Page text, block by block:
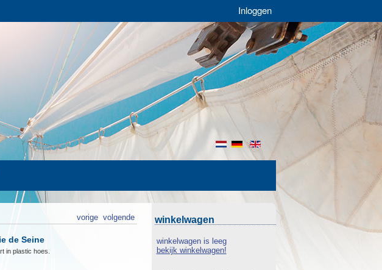
Inloggen
en
de
nl
volgende
vorige
de Seine
in plastic hoes.
winkelwagen
winkelwagen is leeg
bekijk winkelwagen!